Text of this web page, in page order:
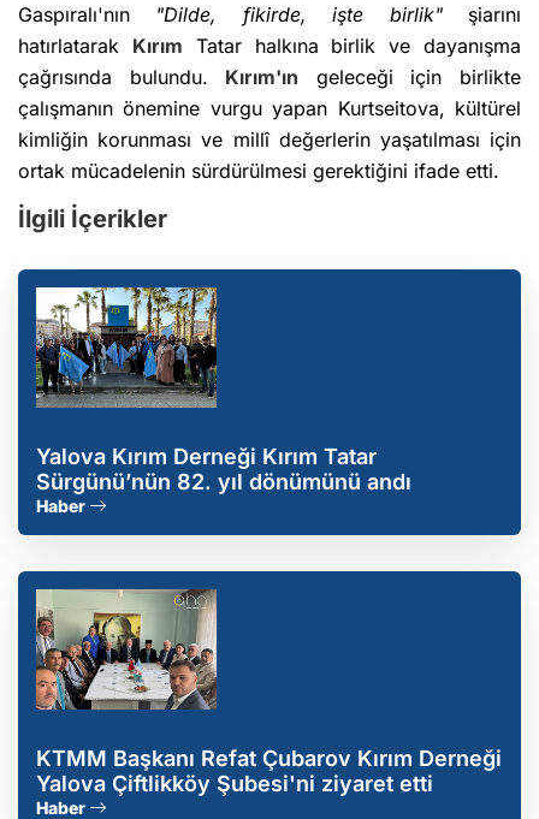
Gaspıralı'nın "Dilde, fikirde, işte birlik" şiarını
hatırlatarak Kırım Tatar halkına birlik ve dayanışma
çağrısında bulundu. Kırım'ın geleceği için birlikte
çalışmanın önemine vurgu yapan Kurtseitova, kültürel
kimliğin korunması ve millî değerlerin yaşatılması için
ortak mücadelenin sürdürülmesi gerektiğini ifade etti.
İlgili İçerikler
Yalova Kırım Derneği Kırım Tatar
Sürgünü’nün 82. yıl dönümünü andı
Haber
KTMM Başkanı Refat Çubarov Kırım Derneği
Yalova Çiftlikköy Şubesi'ni ziyaret etti
Haber